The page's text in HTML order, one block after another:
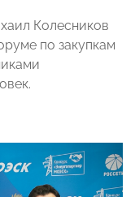
Колесников
по закупкам